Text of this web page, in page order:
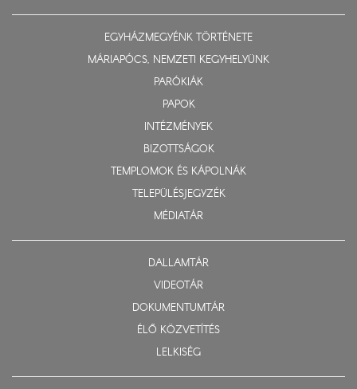
EGYHÁZMEGYÉNK TÖRTÉNETE
MÁRIAPÓCS, NEMZETI KEGYHELYÜNK
PARÓKIÁK
PAPOK
INTÉZMÉNYEK
BIZOTTSÁGOK
TEMPLOMOK ÉS KÁPOLNÁK
TELEPÜLÉSJEGYZÉK
MÉDIATÁR
DALLAMTÁR
VIDEOTÁR
DOKUMENTUMTÁR
ÉLŐ KÖZVETÍTÉS
LELKISÉG